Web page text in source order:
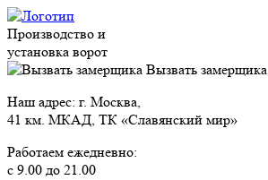
Производство и
установка ворот
Вызвать замерщика
Наш адрес: г. Москва,
41 км. МКАД, ТК «Славянский мир»
Работаем ежедневно:
с 9.00 до 21.00